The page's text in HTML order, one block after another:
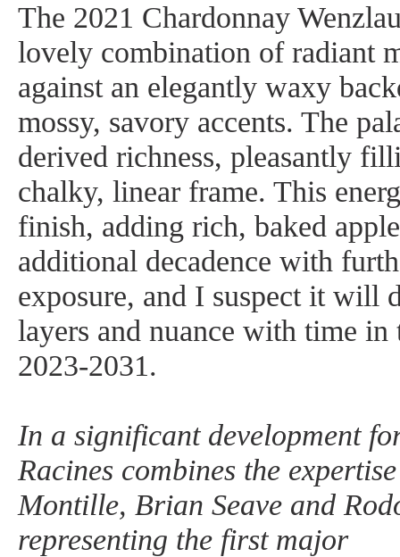
The 2021 Chardonnay
lovely combination of radiant
against an elegantly waxy
mossy, savory accents. The
derived richness, pleasantly
chalky, linear frame. This
finish, adding rich, baked
additional decadence with
exposure, and I suspect it will
layers and nuance with time
2023-2031.
In a significant development
Racines combines the
Montille, Brian Seave and
representing the first major